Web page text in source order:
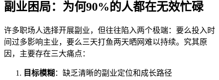
副业困局：为何90%的人都在无效忙碌
许多职场人选择开展副业，但往往陷入两个极端：要么投入时
间过多影响主业，要么三天打鱼两天晒网难以持续。究其原
因，主要存在三大痛点：
目标模糊 ：缺乏清晰的副业定位和成长路径